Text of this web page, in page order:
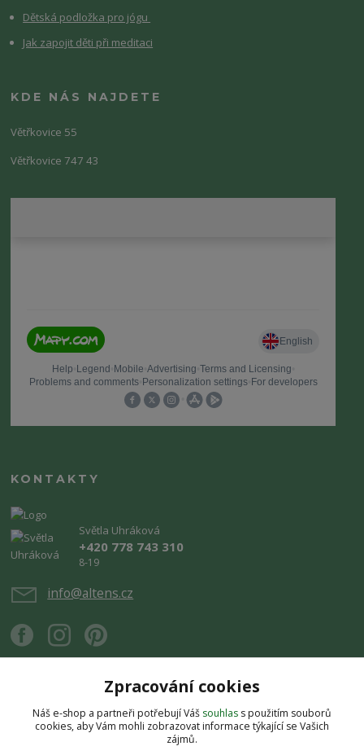
Dětská podložka pro jógu
Jak zapojit děti při meditaci
KDE NÁS NAJDETE
Větřkovice 55
Větřkovice 747 43
KONTAKTY
Světla Uhráková
+420 778 743 310
8-19
info@altens.cz
Upravit sběr cookies.
Zpracování cookies
Náš e-shop a partneři potřebují Váš souhlas s použitím souborů
cookies, aby Vám mohli zobrazovat informace týkající se Vašich
zájmů.